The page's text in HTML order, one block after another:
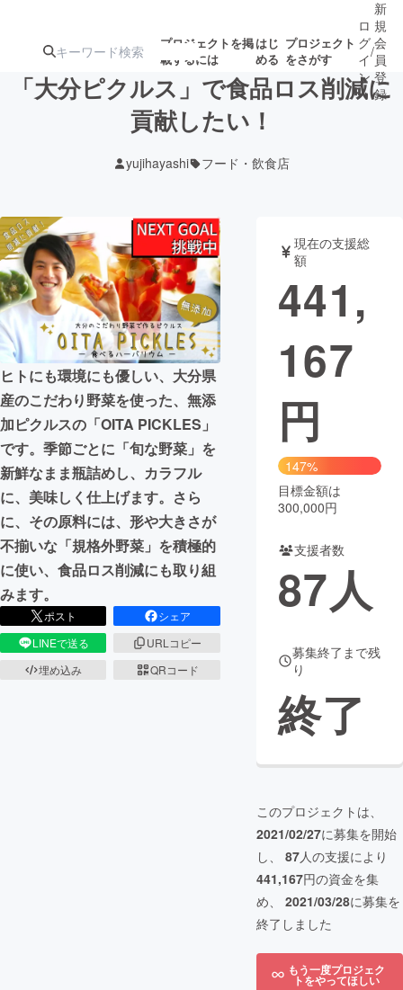
プロジェクトを掲
載するには
はじ
める
プロジェクト
をさがす
ジェクト
募集終了が近いプ
ロジェクト
アート・写真 音楽
テクノロジー・ガジェット ゲーム・サ
映像・映画
ビジネス・起業
まちづくり・地域活性化
CAMPFIRE for Social Good
CAMPFIRE Creation
CAMPFIREふるさと納税machi-ya コミュニティ
ロ
グ
イ
ン
/
新
規
会
員
登
録
「大分ピクルス」で食品ロス削減に
貢献したい！
yujihayashi フード・飲食店
ヒトにも環境にも優しい、大分県
産のこだわり野菜を使った、無添
加ピクルスの「OITA PICKLES」
です。季節ごとに「旬な野菜」を
新鮮なまま瓶詰めし、カラフル
に、美味しく仕上げます。さら
に、その原料には、形や大きさが
不揃いな「規格外野菜」を積極的
に使い、食品ロス削減にも取り組
みます。
ポスト
シェア
LINEで送る
URLコピー
埋め込み
QRコード
現在の支援総
額
441,
167
円
147%
目標金額は
300,000円
支援者数
87人
募集終了まで残
り
終了
このプロジェクトは、
2021/02/27に募集を開始
し、 87人の支援により
441,167円の資金を集
め、 2021/03/28に募集を
終了しました
もう一度プロジェク
トをやってほしい